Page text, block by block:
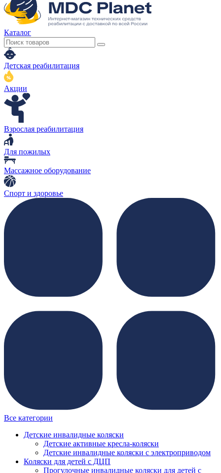
Каталог
Детская реабилитация
Акции
Взрослая реабилитация
Для пожилых
Массажное оборудование
Спорт и здоровье
Все категории
Детские инвалидные коляски
Детские активные кресла-коляски
Детские инвалидные коляски с электроприводом
Коляски для детей с ДЦП
Прогулочные инвалидные коляски для детей с